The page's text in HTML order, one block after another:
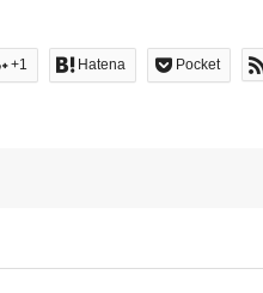
+1 Hatena Pocket